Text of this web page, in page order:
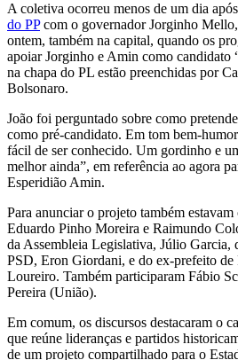
A coletiva ocorreu menos de um dia
do PPcom o governador Jorginho
ontem, também na capital, quando os
apoiar Jorginho e Amin como candidato
na chapa do PL estão preenchidas por
Bolsonaro.
João foi perguntado sobre como
como pré-candidato. Em tom bem-
fácil de ser conhecido. Um gordinho e
melhor ainda”, em referência ao agora
Esperidião Amin.
Para anunciar o projeto também
Eduardo Pinho Moreira e Raimundo
da Assembleia Legislativa, Júlio Garcia,
PSD, Eron Giordani, e do ex-prefeito de
Loureiro. Também participaram Fábio
Pereira (União).
Em comum, os discursos destacaram o
que reúne lideranças e partidos
de um projeto compartilhado para o